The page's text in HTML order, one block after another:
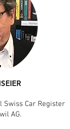
Car Register
AG.